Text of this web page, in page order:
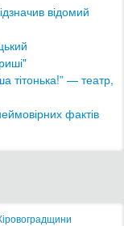
відомий
тітонька!” — театр,
фактів